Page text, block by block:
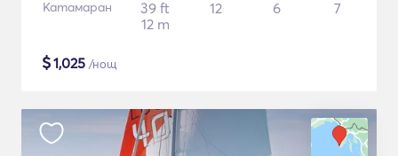
Катамаран
39 ft
12 m
12 6 7
$1,025 /нощ